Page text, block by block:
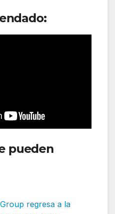
pueden
regresa a la